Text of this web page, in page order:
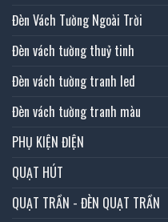
Đèn Vách Tường Ngoài Trời
Đèn vách tường thuỷ tinh
Đèn vách tường tranh led
Đèn vách tường tranh màu
PHỤ KIỆN ĐIỆN
QUẠT HÚT
QUẠT TRẦN - ĐÈN QUẠT TRẦN